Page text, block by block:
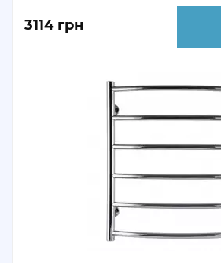
3114 грн